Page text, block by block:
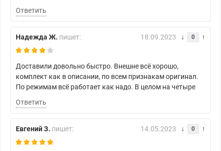
Ответить
Надежда Ж. пишет: 18.09.2023 0
Доставили довольно быстро. Внешне всё хорошо,
комплект как в описании, по всем признакам оригинал.
По режимам всё работает как надо. В целом на четыре
Ответить
Евгений З. пишет: 14.05.2023 0